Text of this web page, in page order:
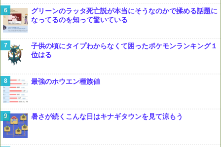
グリーンのラッタ死亡説が本当にそうなのかで揉める話題に
なってるのを知って驚いている
子供の頃にタイプわからなくて困ったポケモンランキング１
位はる
最強のホウエン種族値
暑さが続くこんな日はキナギタウンを見て涼もう